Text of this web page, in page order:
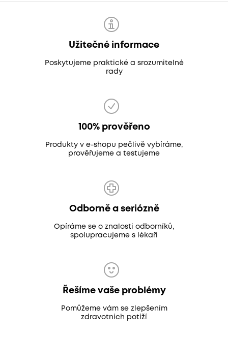
Užitečné informace
Poskytujeme praktické a srozumitelné
rady
100% prověřeno
Produkty v e-shopu pečlivě vybíráme,
prověřujeme a testujeme
Odborně a seriózně
Opíráme se o znalosti odborníků,
spolupracujeme s lékaři
Řešíme vaše problémy
Pomůžeme vám se zlepšením
zdravotních potíží